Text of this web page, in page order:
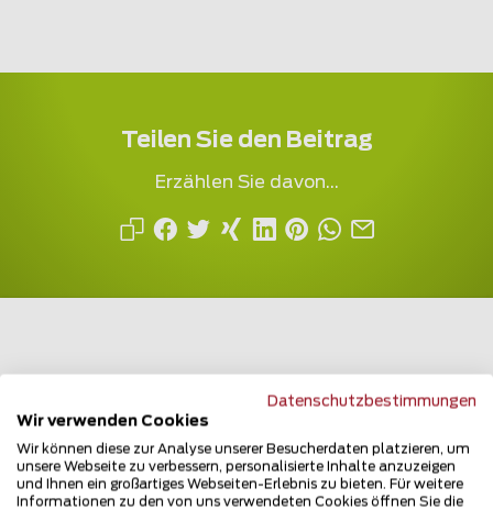
Teilen Sie den Beitrag
Erzählen Sie davon...
Mehrfach ausgezeichnet und immer am
Datenschutzbestimmungen
Wir verwenden Cookies
Wir können diese zur Analyse unserer Besucherdaten platzieren, um
unsere Webseite zu verbessern, personalisierte Inhalte anzuzeigen
und Ihnen ein großartiges Webseiten-Erlebnis zu bieten. Für weitere
Informationen zu den von uns verwendeten Cookies öffnen Sie die